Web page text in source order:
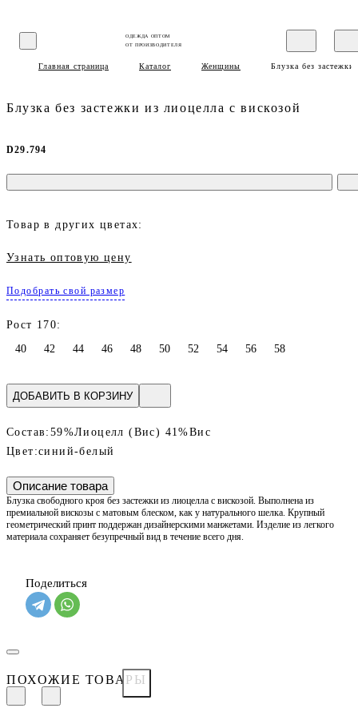
ОДЕЖДА ОПТОМ
ОТ ПРОИЗВОДИТЕЛЯ
Главная страница Каталог Женщины Блузка без застежки
Блузка без застежки из лиоцелла с вискозой
D29.794
Товар в других цветах:
Узнать оптовую цену
Подобрать свой размер
Рост 170:
40
42 44 46 48 50 52 54 56 58
ДОБАВИТЬ В КОРЗИНУ
Состав: 59%Лиоцелл (Вис) 41%Вис
Цвет:синий-белый
Описание товара
Блузка свободного кроя без застежки из лиоцелла с вискозой. Выполнена из
премиальной вискозы с матовым блеском, как у натурального шелка. Крупный
геометрический принт поддержан дизайнерскими манжетами. Изделие из легкого
материала сохраняет безупречный вид в течение всего дня.
Поделиться
ПОХОЖИЕ ТОВАРЫ